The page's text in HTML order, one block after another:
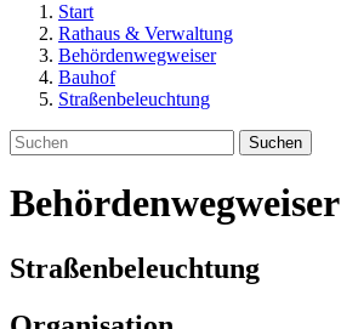
Start
Rathaus & Verwaltung
Behördenwegweiser
Bauhof
Straßenbeleuchtung
Suchen
Behördenwegweiser
Straßenbeleuchtung